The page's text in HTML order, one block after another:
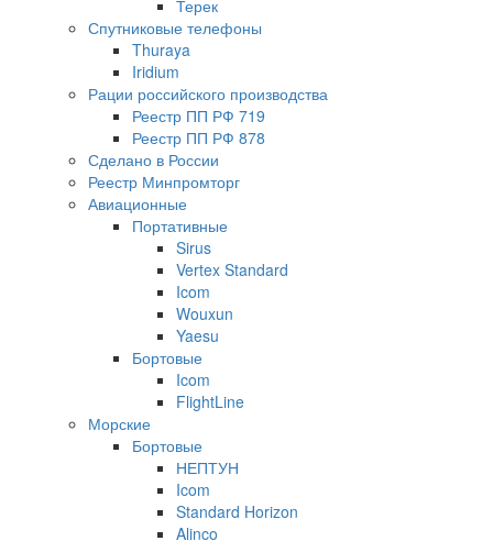
Терек
Спутниковые телефоны
Thuraya
Iridium
Рации российского производства
Реестр ПП РФ 719
Реестр ПП РФ 878
Сделано в России
Реестр Минпромторг
Авиационные
Портативные
Sirus
Vertex Standard
Icom
Wouxun
Yaesu
Бортовые
Icom
FlightLine
Морские
Бортовые
НЕПТУН
Icom
Standard Horizon
Alinco